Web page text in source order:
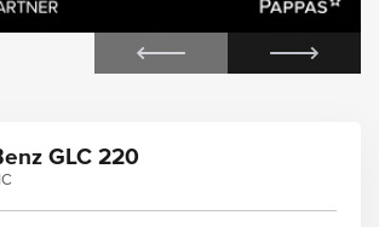
GLC 220